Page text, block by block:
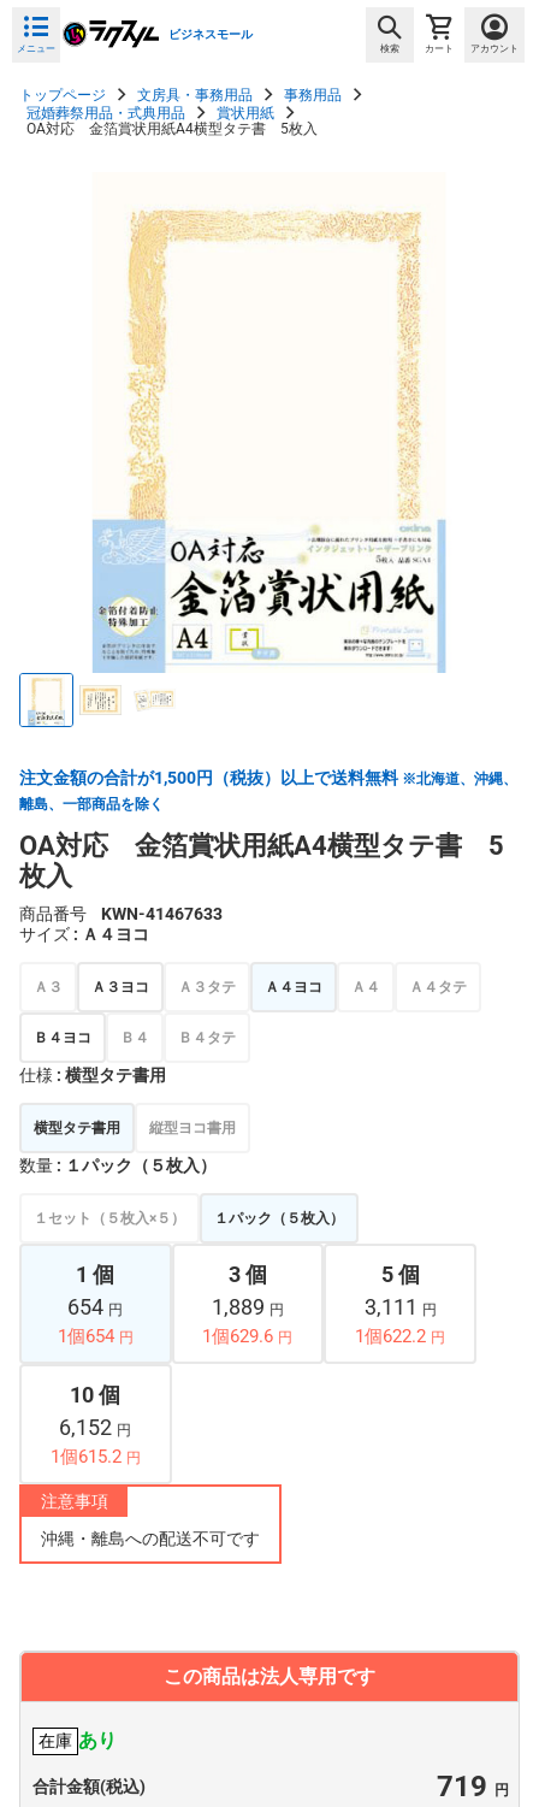
メニュー
ビジネスモール
検索 カート アカウント
トップページ 文房具・事務用品
事務用品
冠婚葬祭用品・式典用品
賞状用紙
OA対応 金箔賞状用紙A4横型タテ書 5枚入
注文金額の合計が1,500円（税抜）以上で送料無料 ※北海道、沖縄、
離島、一部商品を除く
OA対応 金箔賞状用紙A4横型タテ書 5
枚入
商品番号
KWN-41467633
サイズ : Ａ４ヨコ
Ａ３ Ａ３ヨコ Ａ３タテ Ａ４ヨコ Ａ４ Ａ４タテ
Ｂ４ヨコ Ｂ４ Ｂ４タテ
仕様 : 横型タテ書用
横型タテ書用 縦型ヨコ書用
数量 : １パック（５枚入）
１セット（５枚入×５） １パック（５枚入）
1 個
654 円
1個654 円
3 個
1,889 円
1個629.6 円
5 個
3,111
円
1個622.2 円
10 個
6,152 円
1個615.2 円
注意事項
沖縄・離島への配送不可です
この商品は法人専用です
在庫 あり
合計金額(税込) 719